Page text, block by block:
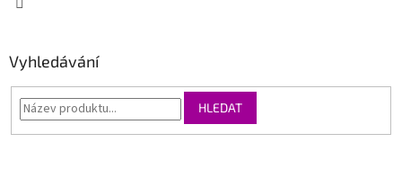
Vyhledávání
HLEDAT